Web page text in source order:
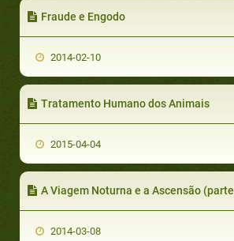
Fraude e Engodo
2014-02-10
Tratamento Humano dos Animais
2015-04-04
A Viagem Noturna e a Ascensão (parte 1 de
2014-03-08